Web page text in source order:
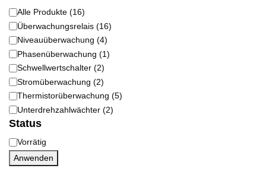
Kategorie
Alle Produkte (16)
Überwachungsrelais (16)
Niveauüberwachung (4)
Phasenüberwachung (1)
Schwellwertschalter (2)
Stromüberwachung (2)
Thermistorüberwachung (5)
Unterdrehzahlwächter (2)
Status
Status
Vorrätig
Anwenden